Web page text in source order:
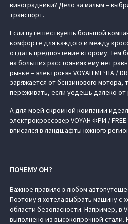
виноградники? Дело за малым –
транспорт.
Если путешествуешь большой
комфорте для каждого и между
отдать предпочтение второму. Тем
на больших расстояниях ему нет
рынке – электровэн VOYAH МЕЧТА /
заряжается от бензинового мотора,
переживать, если уедешь далеко от
А для моей скромной компании
электрокроссовер VOYAH ФРИ /
вписался в ландшафты южного
ПОЧЕМУ ОН?
Важное правило в любом
Поэтому я хотела выбрать машину с
области безопасности. Например, в
выполнено из высокопрочной стали.